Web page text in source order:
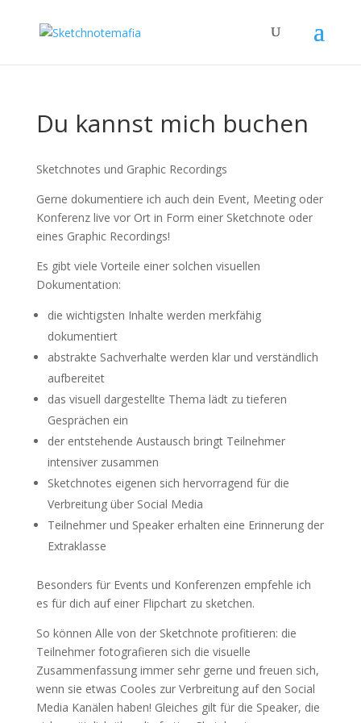
Du kannst mich buchen
Sketchnotes und Graphic Recordings
Gerne dokumentiere ich auch dein Event, Meeting oder
Konferenz live vor Ort in Form einer Sketchnote oder
eines Graphic Recordings!
Es gibt viele Vorteile einer solchen visuellen
Dokumentation:
die wichtigsten Inhalte werden merkfähig
dokumentiert
abstrakte Sachverhalte werden klar und verständlich
aufbereitet
das visuell dargestellte Thema lädt zu tieferen
Gesprächen ein
der entstehende Austausch bringt Teilnehmer
intensiver zusammen
Sketchnotes eigenen sich hervorragend für die
Verbreitung über Social Media
Teilnehmer und Speaker erhalten eine Erinnerung der
Extraklasse
Besonders für Events und Konferenzen empfehle ich
es für dich auf einer Flipchart zu sketchen.
So können Alle von der Sketchnote profitieren: die
Teilnehmer fotografieren sich die visuelle
Zusammenfassung immer sehr gerne und freuen sich,
wenn sie etwas Cooles zur Verbreitung auf den Social
Media Kanälen haben! Gleiches gilt für die Speaker, die